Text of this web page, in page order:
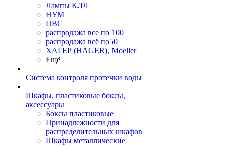
Лампы КЛЛ
НУМ
ПВС
распродажа все по 100
распродажа всё по50
ХАГЕР (HAGER), Moeller
Ещё
Система контроля протечки воды
Шкафы, пластиковые боксы,
аксессуары
Боксы пластиковые
Принадлежности для
распределительных шкафов
Шкафы металлические